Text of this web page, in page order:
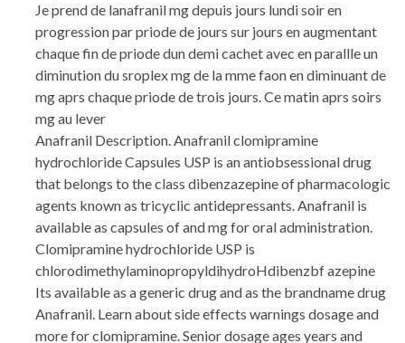
Je prend de lanafranil mg depuis jours lundi soir en
progression par priode de jours sur jours en augmentant
chaque fin de priode dun demi cachet avec en parallle un
diminution du sroplex mg de la mme faon en diminuant de
mg aprs chaque priode de trois jours. Ce matin aprs soirs
mg au lever
Anafranil Description. Anafranil clomipramine
hydrochloride Capsules USP is an antiobsessional drug
that belongs to the class dibenzazepine of pharmacologic
agents known as tricyclic antidepressants. Anafranil is
available as capsules of and mg for oral administration.
Clomipramine hydrochloride USP is
chlorodimethylaminopropyldihydroHdibenzbf azepine
Its available as a generic drug and as the brandname drug
Anafranil. Learn about side effects warnings dosage and
more for clomipramine. Senior dosage ages years and